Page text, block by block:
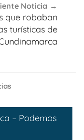
Noticia
que robaban
turísticas de
– Podemos